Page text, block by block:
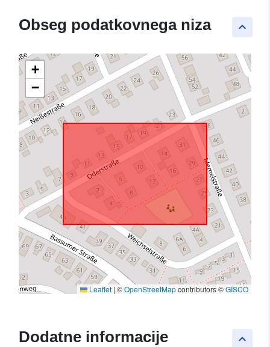
keyboard_arrow_up
Obseg podatkovnega niza
+
−
Leaflet | ©OpenStreetMapcontributors ©GISCO
keyboard_arrow_up
Dodatne informacije